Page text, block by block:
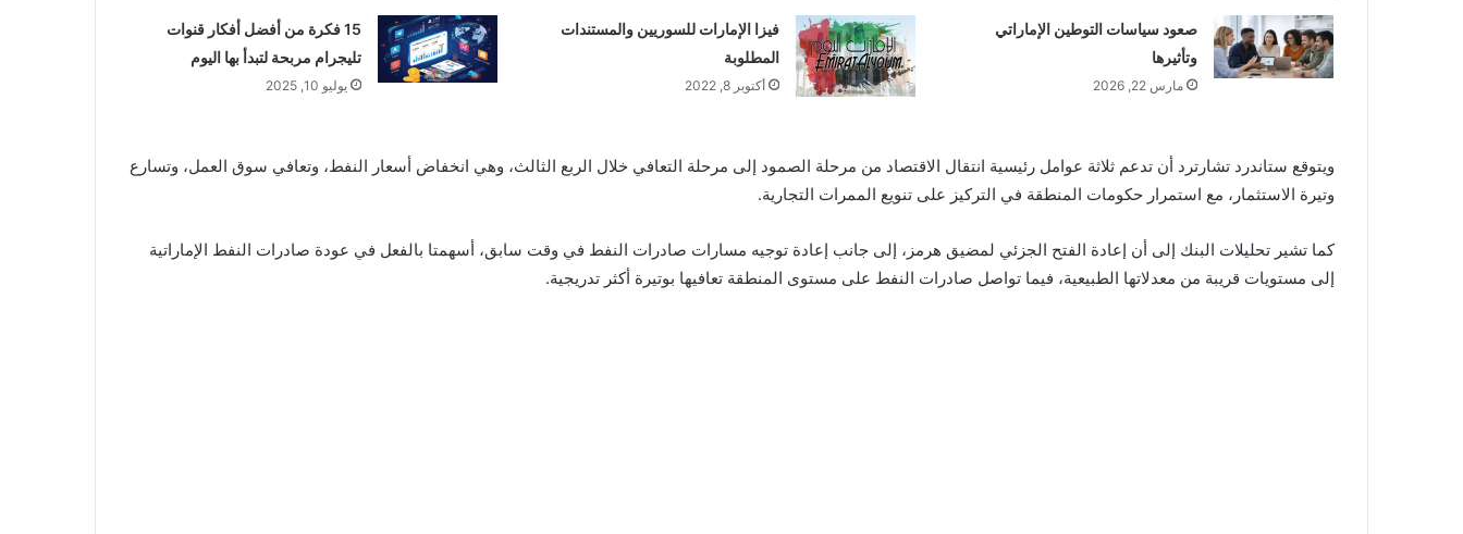
صعود سياسات التوطين الإماراتي
وتأثيرها
مارس 22, 2026
فيزا الإمارات للسوريين والمستندات
المطلوبة
أكتوبر 8, 2022
15 فكرة من أفضل أفكار قنوات
تليجرام مربحة لتبدأ بها اليوم
يوليو 10, 2025
ويتوقع ستاندرد تشارترد أن تدعم ثلاثة عوامل رئيسية انتقال الاقتصاد من مرحلة الصمود إلى مرحلة التعافي خلال الربع الثالث، وهي انخفاض أسعار النفط، وتعافي سوق العمل، وتسارع
وتيرة الاستثمار، مع استمرار حكومات المنطقة في التركيز على تنويع الممرات التجارية.
كما تشير تحليلات البنك إلى أن إعادة الفتح الجزئي لمضيق هرمز، إلى جانب إعادة توجيه مسارات صادرات النفط في وقت سابق، أسهمتا بالفعل في عودة صادرات النفط الإماراتية
إلى مستويات قريبة من معدلاتها الطبيعية، فيما تواصل صادرات النفط على مستوى المنطقة تعافيها بوتيرة أكثر تدريجية.